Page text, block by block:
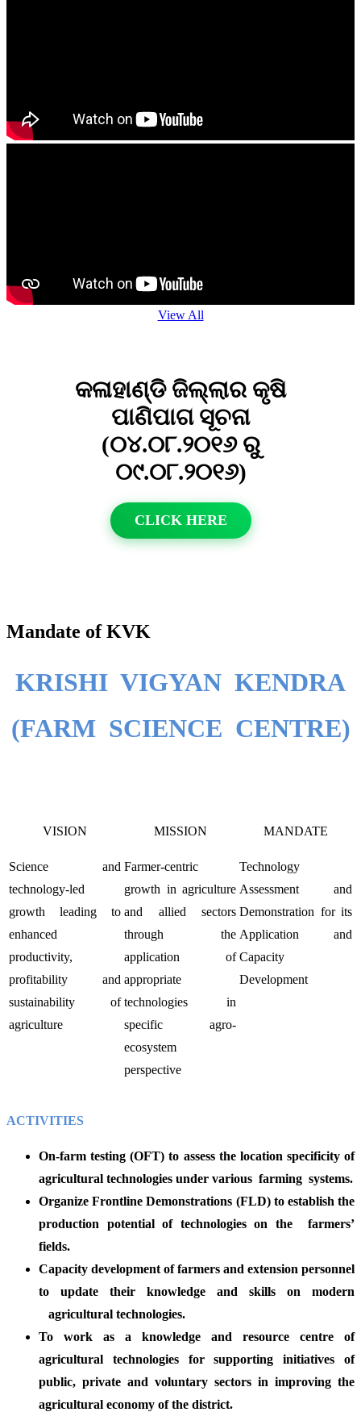
View All
କଳାହାଣ୍ଡି ଜିଲ୍ଲାର କୃଷି
ପାଣିପାଗ ସୂଚନା
(୦୪.୦୮.୨୦୧୬ ରୁ
୦୯.୦୮.୨୦୧୬)
CLICK HERE
Mandate of KVK
KRISHI VIGYAN KENDRA
(FARM SCIENCE CENTRE)
VISION
Science and
technology-led
growth leading to
enhanced
productivity,
profitability and
sustainability of
agriculture
MISSION
Farmer-centric
growth in agriculture
and allied sectors
through the
application of
appropriate
technologies in
specific agro-
ecosystem
perspective
MANDATE
Technology
Assessment and
Demonstration for its
Application and
Capacity
Development
ACTIVITIES
On-farm testing (OFT) to assess the location specificity of
agricultural technologies under various farming systems.
Organize Frontline Demonstrations (FLD) to establish the
production potential of technologies on the farmers’
fields.
Capacity development of farmers and extension personnel
to update their knowledge and skills on modern
agricultural technologies.
To work as a knowledge and resource centre of
agricultural technologies for supporting initiatives of
public, private and voluntary sectors in improving the
agricultural economy of the district.